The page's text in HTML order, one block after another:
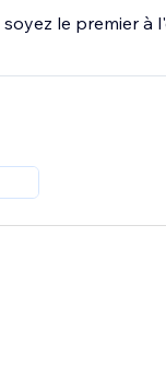
le premier à